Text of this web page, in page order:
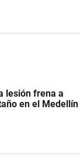
lesión frena a
en el Medellín